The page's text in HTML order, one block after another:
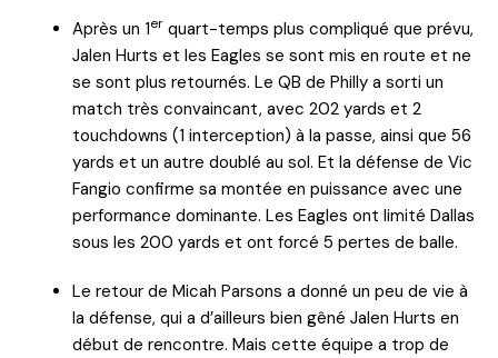
Après un 1er quart-temps plus compliqué que prévu,
Jalen Hurts et les Eagles se sont mis en route et ne
se sont plus retournés. Le QB de Philly a sorti un
match très convaincant, avec 202 yards et 2
touchdowns (1 interception) à la passe, ainsi que 56
yards et un autre doublé au sol. Et la défense de Vic
Fangio confirme sa montée en puissance avec une
performance dominante. Les Eagles ont limité Dallas
sous les 200 yards et ont forcé 5 pertes de balle.
Le retour de Micah Parsons a donné un peu de vie à
la défense, qui a d’ailleurs bien gêné Jalen Hurts en
début de rencontre. Mais cette équipe a trop de